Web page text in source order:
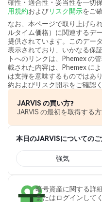
確性・適合性・妥当性を一切
用規約およびリスク開示をご
なお、本ページで取り上げら
ルタイム価格）に関連するデ
提供されています。このデー
表示されており、いかなる保
トへのリンクは、Phemex の
載された内容は、Phemex に
は支持を意味するものではあ
約およびリスク開示をご確認く
JARVIS の買い方?
JARVIS の最初を取得する
本日のJARVISについてのご
強気
暗号資産に関する詳
またはログインして